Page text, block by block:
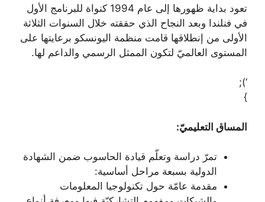
تعود بداية ظهورها إلى عام 1994 كنواة للبرنامج الأول
في فنلندا وبعد النجاح الذي حققته خلال السنوات الثلاثة
الأولى من إنطلاقها قامت منظمة اليونسكو برعايتها على
المستوى العالميّ لتكون الممثل الرسمي والداعم لها.
‘);
}
المساق التعليميّ:
تمرّ دراسة وتعلّم قيادة الحاسوب ضمن الشهادة
الدولية بسبعة مراحل أساسية:
مقدمة عامّة حول تكنولوجيا المعلومات